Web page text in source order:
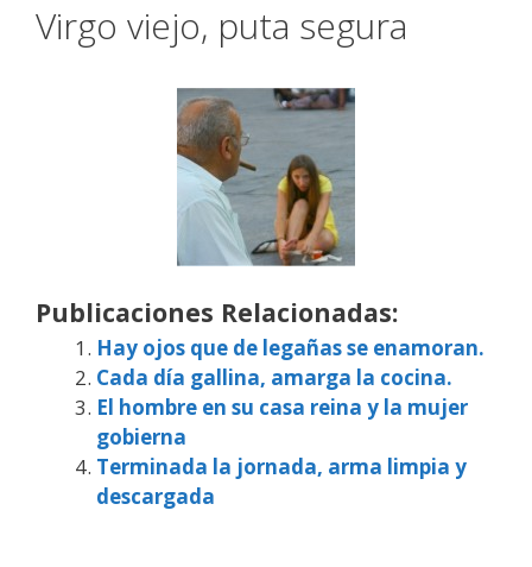
Virgo viejo, puta segura
Publicaciones Relacionadas:
Hay ojos que de legañas se enamoran.
Cada día gallina, amarga la cocina.
El hombre en su casa reina y la mujer
gobierna
Terminada la jornada, arma limpia y
descargada